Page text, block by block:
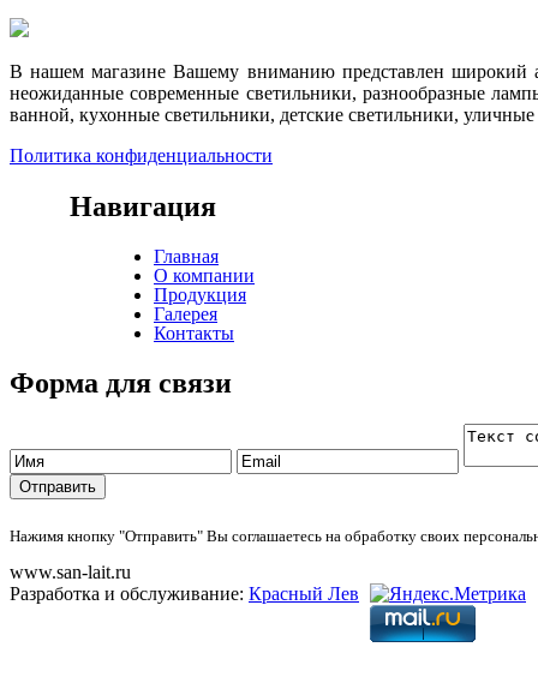
В нашем магазине Вашему вниманию представлен широкий
неожиданные современные светильники, разнообразные
ванной, кухонные светильники, детские светильники,
Политика конфиденциальности
Навигация
Главная
О компании
Продукция
Галерея
Контакты
Форма для связи
Нажимя кнопку "Отправить" Вы соглашаетесь на обработку своих
www.san-lait.ru
Разработка и обслуживание: Красный Лев